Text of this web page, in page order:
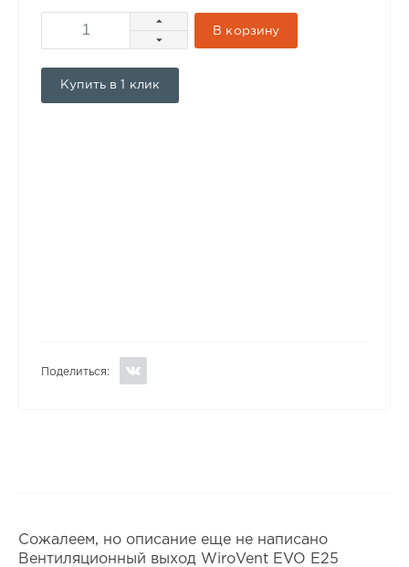
В корзину
Купить в 1 клик
Поделиться:
Сожалеем, но описание еще не написано
Вентиляционный выход WiroVent EVO E25